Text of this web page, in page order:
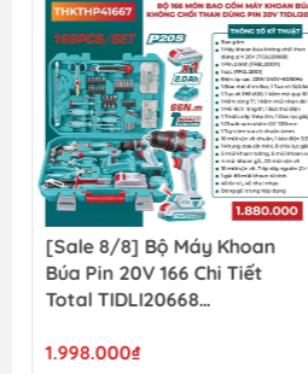
[Sale 8/8] Bộ Máy Khoan
Búa Pin 20V 166 Chi Tiết
Total TIDLI20668
1.998.000₫